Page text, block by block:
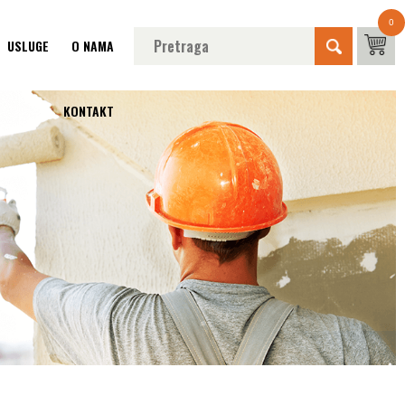
USLUGE O NAMA
KONTAKT
0